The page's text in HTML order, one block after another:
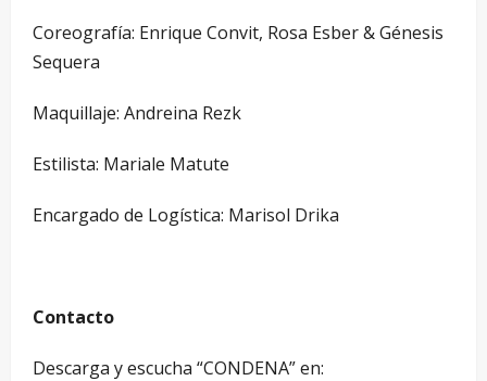
Coreografía: Enrique Convit, Rosa Esber & Génesis
Sequera
Maquillaje: Andreina Rezk
Estilista: Mariale Matute
Encargado de Logística: Marisol Drika
Contacto
Descarga y escucha “CONDENA” en: